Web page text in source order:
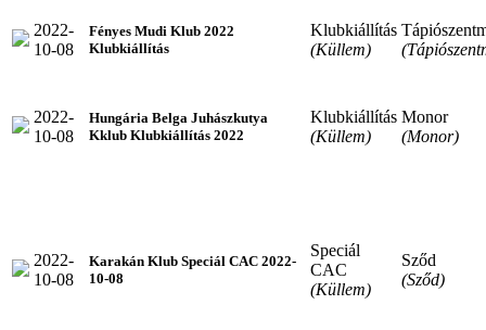
2022-
10-08
Fényes Mudi Klub 2022
Klubkiállítás
Klubkiállítás
(Küllem)
2022-
10-08
Hungária Belga Juhászkutya
Kklub Klubkiállítás 2022
Klubkiállítás
(Küllem)
Monor
(Monor)
2022-
10-08
Karakán Klub Speciál CAC 2022-
10-08
Speciál
CAC
(Küllem)
Sződ
(Sződ)